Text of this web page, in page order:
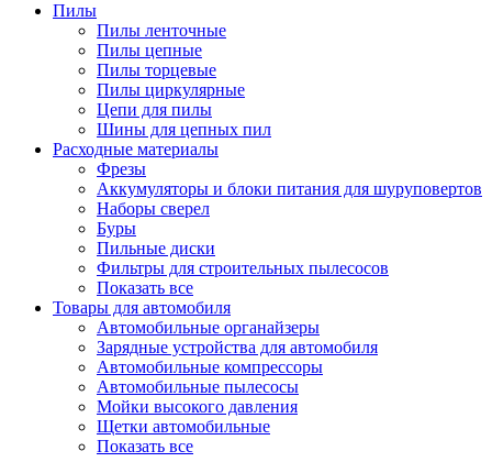
Пилы
Пилы ленточные
Пилы цепные
Пилы торцевые
Пилы циркулярные
Цепи для пилы
Шины для цепных пил
Расходные материалы
Фрезы
Аккумуляторы и блоки питания для шуруповертов
Наборы сверел
Буры
Пильные диски
Фильтры для строительных пылесосов
Показать все
Товары для автомобиля
Автомобильные органайзеры
Зарядные устройства для автомобиля
Автомобильные компрессоры
Автомобильные пылесосы
Мойки высокого давления
Щетки автомобильные
Показать все